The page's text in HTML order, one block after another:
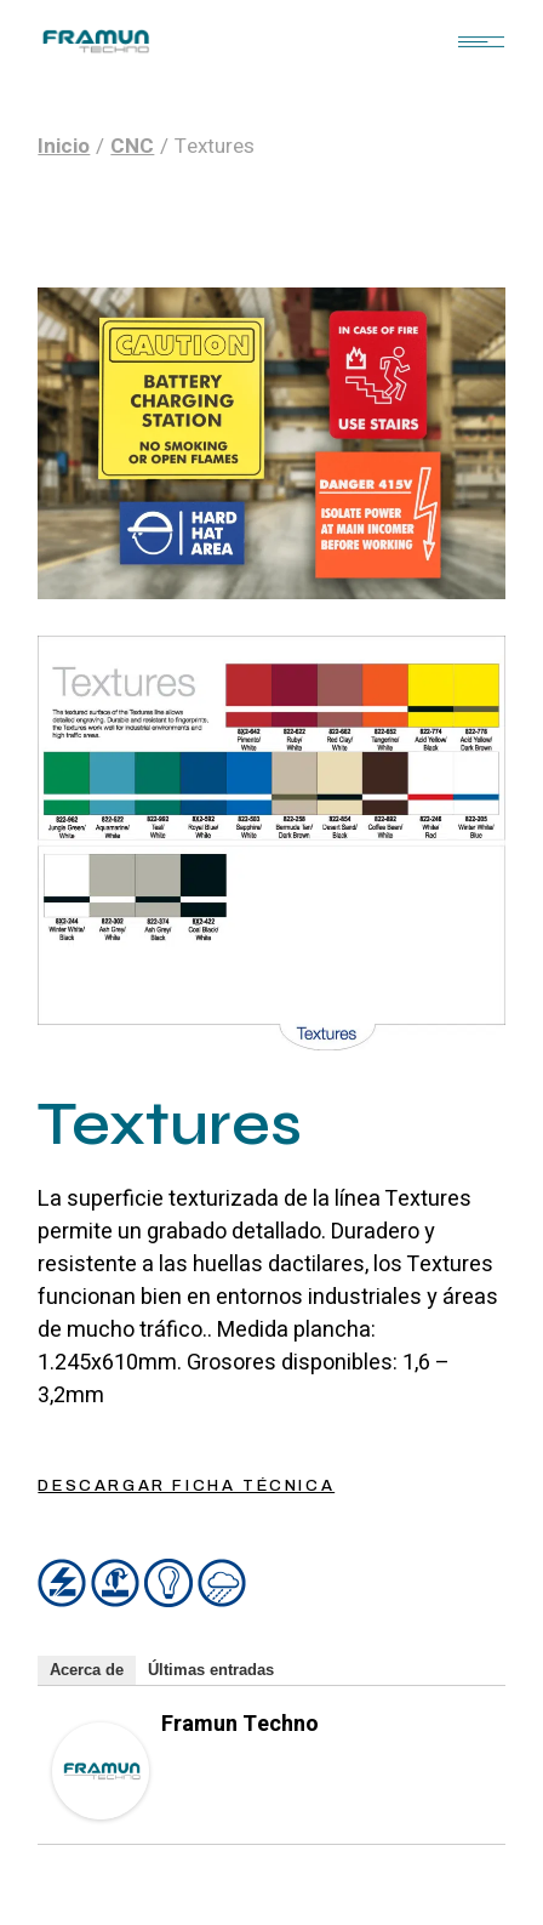
Inicio CNC Textures
Textures
La superficie texturizada de la línea Textures
permite un grabado detallado. Duradero y
resistente a las huellas dactilares, los Textures
funcionan bien en entornos industriales y áreas
de mucho tráfico.. Medida plancha:
1.245x610mm. Grosores disponibles: 1,6 –
3,2mm
DESCARGAR FICHA TÉCNICA
Acerca de Últimas entradas
Framun Techno